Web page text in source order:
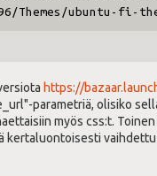
Themes/ubuntu-fi-
https://
parametriä, olisiko
myös css:t.
kertaluontoisesti vaihdettu